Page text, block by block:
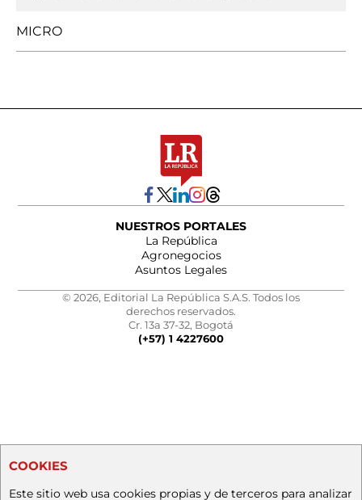
MICRO
NUESTROS PORTALES
La República
Agronegocios
Asuntos Legales
© 2026, Editorial La República S.A.S. Todos los
derechos reservados.
Cr. 13a 37-32, Bogotá
(+57) 1 4227600
COOKIES
Este sitio web usa cookies propias y de terceros para analizar